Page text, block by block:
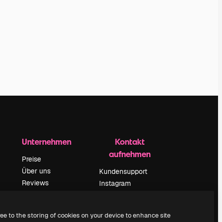
Unternehmen
Preise
Über uns
Reviews
Blog
Kontakt
aufnehmen
Kundensupport
Instagram
TikTok
to the storing of cookies on your device to enhance site